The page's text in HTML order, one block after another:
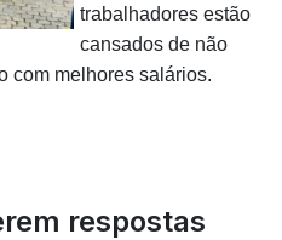
trabalhadores estão
cansados de não
com melhores salários.
respostas